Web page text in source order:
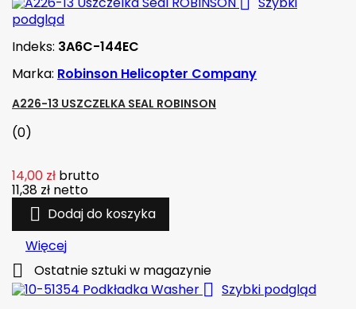
podgląd
Indeks: 3A6C-144EC
Marka: Robinson Helicopter Company
A226-13 USZCZELKA SEAL ROBINSON
(0)
14,00 zł brutto
11,38 zł netto
 Dodaj do koszyka
Więcej
 Ostatnie sztuki w magazynie
 Szybki podgląd